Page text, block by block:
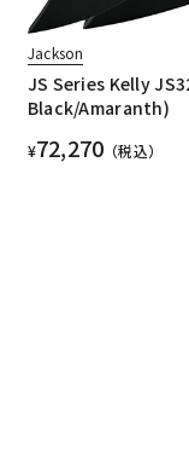
Jackson
JS Series Kelly
Black/Amaranth)
¥72,270 （税込）